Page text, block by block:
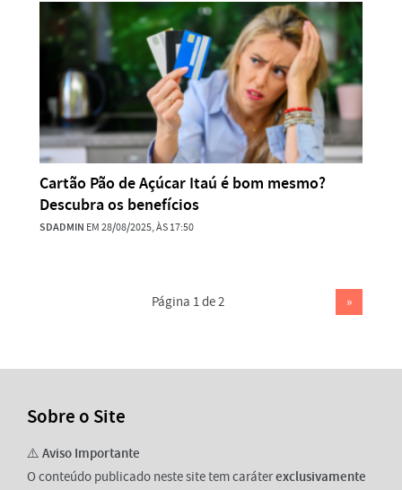
Cartão Pão de Açúcar Itaú é bom mesmo?
Descubra os benefícios
SDADMIN EM 28/08/2025, ÀS 17:50
Página 1 de 2 »
Sobre o Site
⚠️ Aviso Importante
O conteúdo publicado neste site tem caráterexclusivamente